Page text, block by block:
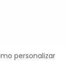
personalizar